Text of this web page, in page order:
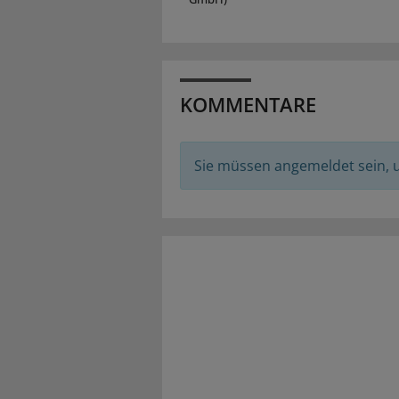
KOMMENTARE
Sie müssen angemeldet